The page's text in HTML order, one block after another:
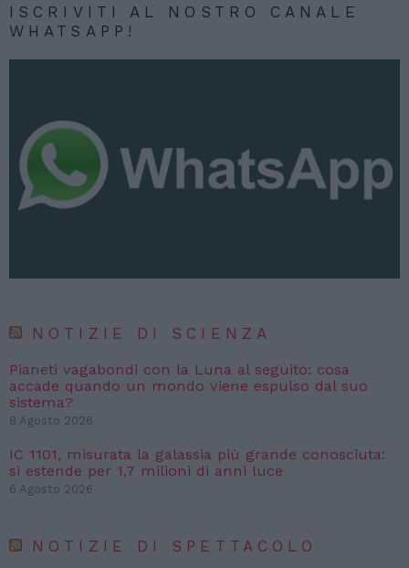
ISCRIVITI AL NOSTRO CANALE
WHATSAPP!
NOTIZIE DI SCIENZA
Pianeti vagabondi con la Luna al seguito: cosa
accade quando un mondo viene espulso dal suo
sistema?
8 Agosto 2026
IC 1101, misurata la galassia più grande conosciuta:
si estende per 1,7 milioni di anni luce
6 Agosto 2026
NOTIZIE DI SPETTACOLO